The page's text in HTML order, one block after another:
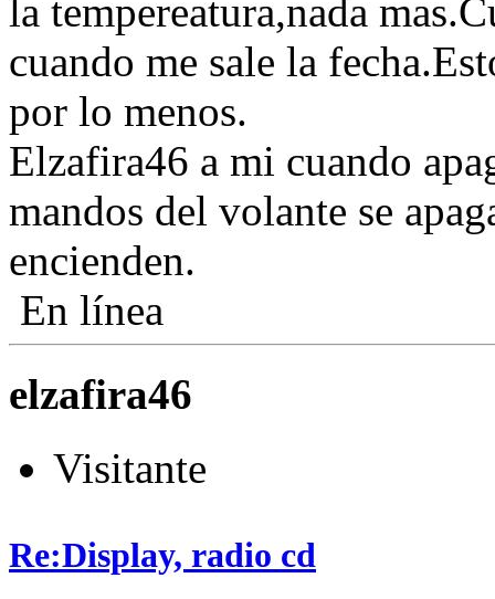
la tempereatura,nada
cuando me sale la
por lo menos.
Elzafira46 a mi cuando
mandos del volante se
encienden.
En línea
elzafira46
Visitante
Re:Display, radio cd